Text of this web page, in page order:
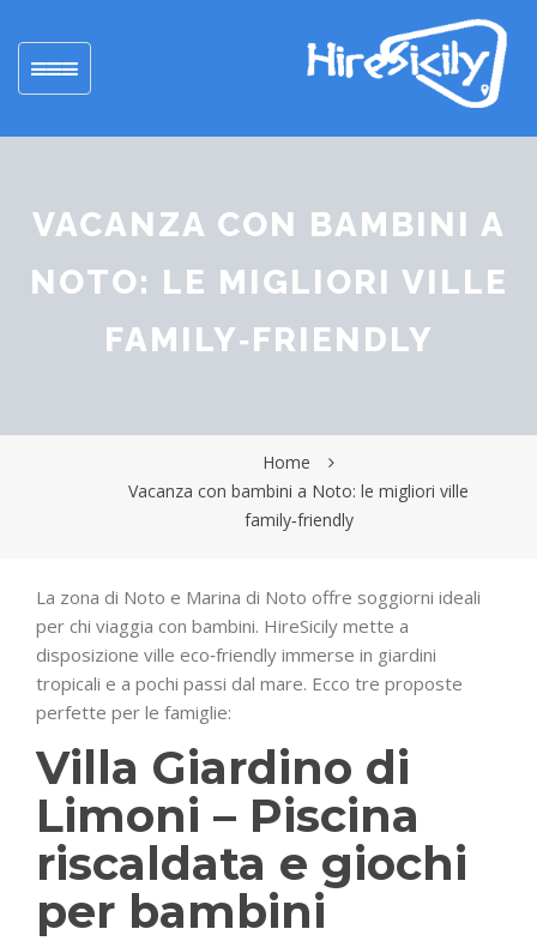
Toggle
navigation
VACANZA CON BAMBINI A
NOTO: LE MIGLIORI VILLE
FAMILY‑FRIENDLY
Home
Vacanza con bambini a Noto: le migliori ville
family‑friendly
La zona di Noto e Marina di Noto offre soggiorni ideali
per chi viaggia con bambini. HireSicily mette a
disposizione ville eco‑friendly immerse in giardini
tropicali e a pochi passi dal mare. Ecco tre proposte
perfette per le famiglie:
Villa Giardino di
Limoni – Piscina
riscaldata e giochi
per bambini